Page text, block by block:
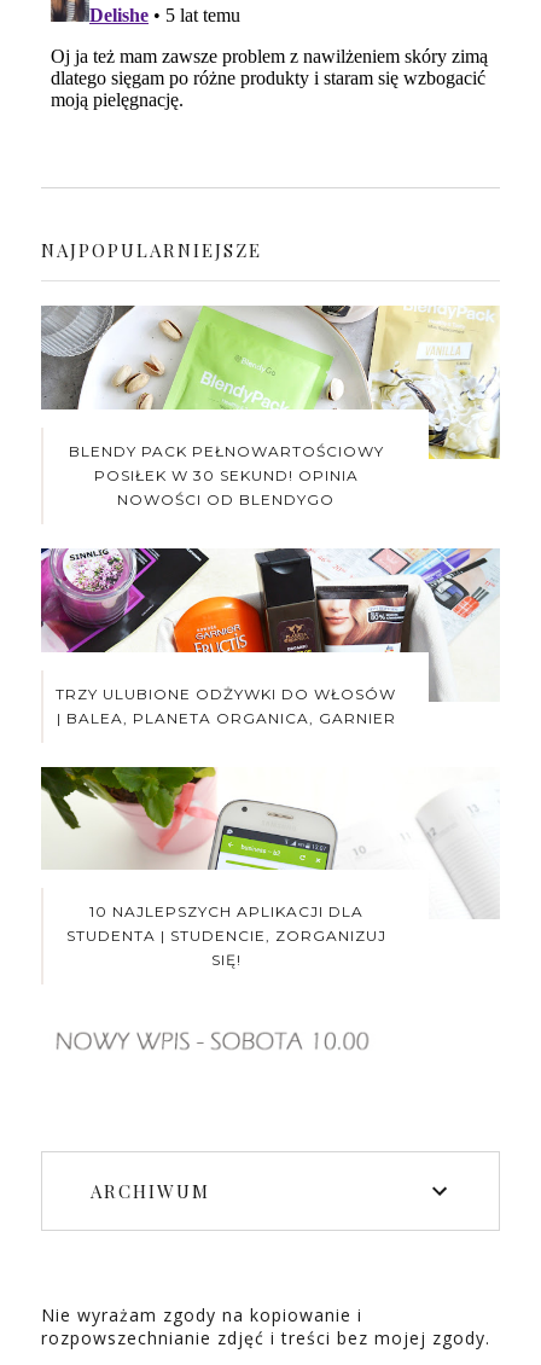
NAJPOPULARNIEJSZE
BLENDY PACK PEŁNOWARTOŚCIOWY
POSIŁEK W 30 SEKUND! OPINIA
NOWOŚCI OD BLENDYGO
TRZY ULUBIONE ODŻYWKI DO WŁOSÓW
| BALEA, PLANETA ORGANICA, GARNIER
10 NAJLEPSZYCH APLIKACJI DLA
STUDENTA | STUDENCIE, ZORGANIZUJ
SIĘ!
ARCHIWUM
Nie wyrażam zgody na kopiowanie i
rozpowszechnianie zdjęć i treści bez mojej zgody.